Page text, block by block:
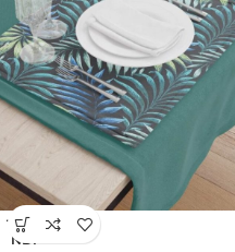
TÜKE
NDI